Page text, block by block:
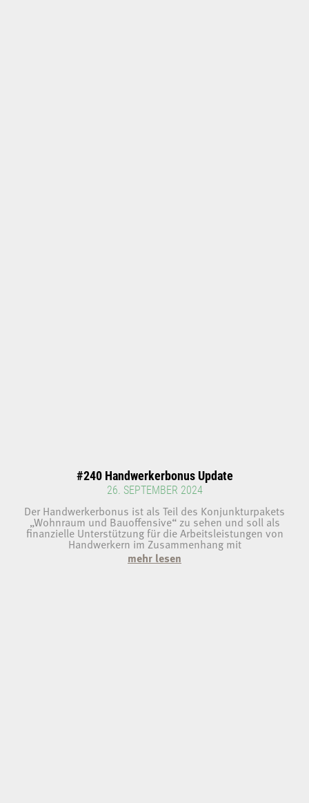
#240 Handwerkerbonus Update
26. SEPTEMBER 2024
Der Handwerkerbonus ist als Teil des Konjunkturpakets
„Wohnraum und Bauoffensive“ zu sehen und soll als
finanzielle Unterstützung für die Arbeitsleistungen von
Handwerkern im Zusammenhang mit
mehr lesen